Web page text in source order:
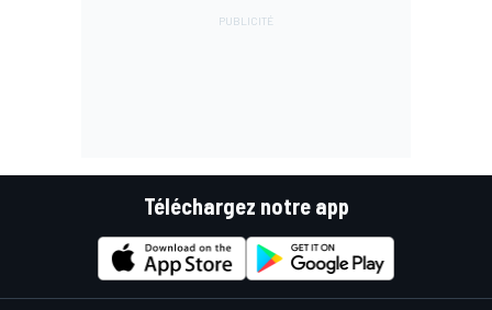
Téléchargez notre app